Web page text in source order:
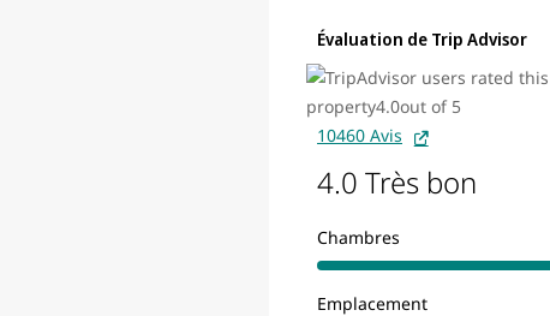
Évaluation de Trip Advisor
10460 Avis
4.0 Très bon
Chambres
Emplacement